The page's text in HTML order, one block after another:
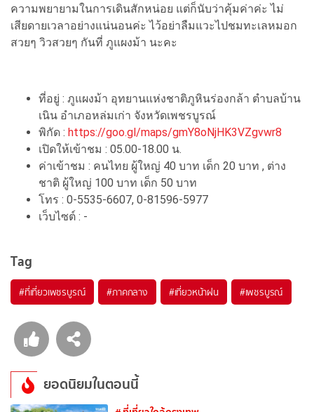
ความพยายามในการเดินสักหน่อย แต่ก็นับว่าคุ้มค่าค่ะ ไม่
เสียดายเวลาอย่างแน่นอนค่ะ ไว้อย่าลืมแวะไปชมทะเลหมอก
สวยๆ วิวสวยๆ กันที่ ภูแผงม้า นะคะ
ที่อยู่ : ภูแผงม้า อุทยานแห่งชาติภูหินร่องกล้า ตำบลบ้าน
เนิน อำเภอหล่มเก่า จังหวัดเพชรบูรณ์
พิกัด : https://goo.gl/maps/gmY8oNjHK3VZgvwr8
เปิดให้เข้าชม : 05.00-18.00 น.
ค่าเข้าชม : คนไทย ผู้ใหญ่ 40 บาท เด็ก 20 บาท , ต่าง
ชาติ ผู้ใหญ่ 100 บาท เด็ก 50 บาท
โทร : 0-5535-6607, 0-81596-5977
เว็บไซต์ : -
Tag
#ที่เที่ยวเพชรบูรณ์ #ภาคกลาง #เที่ยวหน้าฝน #เพชรบูรณ์
ยอดนิยมในตอนนี้